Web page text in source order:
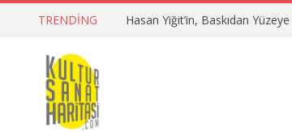
TRENDING Hasan Yiğit’in, Baskıdan